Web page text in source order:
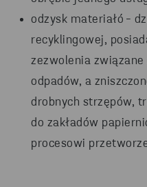
odzysk materiałó -
recyklingowej,
zezwolenia związane
odpadów, a
drobnych strzępów,
do zakładów
procesowi